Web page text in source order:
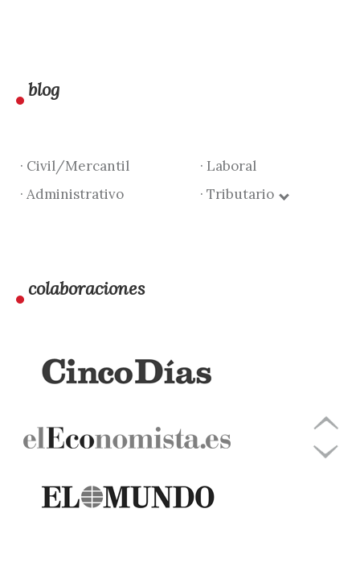
blog
· Civil/Mercantil
· Laboral
· Administrativo
· Tributario
colaboraciones